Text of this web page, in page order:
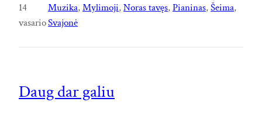
14
vasario
Muzika, Mylimoji, Noras tavęs, Pianinas, Šeima
Svajonė
Daug dar galiu